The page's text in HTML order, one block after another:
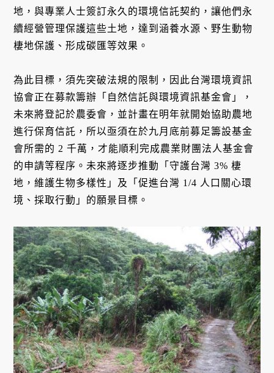
地，與專業人士簽訂永久的環境信託契約，讓他們永
續經營管理保護這些土地，達到涵養水源、野生動物
棲地保護、形成碳匯等效果。
為此目標，須先突破法規的限制，因此台灣環境資訊
協會正在募款籌辦「自然信託與環境資訊基金會」，
未來將登記於農委會，並計畫在明年就開始協助農地
進行保育信託，所以亟須在於九月底前募足籌設基金
會所需的 2 千萬，才能順利完成農業財團法人基金會
的申請等程序。未來將逐步推動「守護台灣 3% 棲
地，維護生物多樣性」及「促進台灣 1/4 人口關心環
境、採取行動」的願景目標。